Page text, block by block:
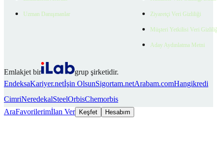
Uzman Danışmanlar Ziyaretçi Veri Gizliliği
Müşteri Yetkilisi Veri
Aday Aydınlatma Metni
Emlakjet bir
grup şirketidir.
EndeksaKariyer.netİşin OlsunSigortam.netArabam.comHangikredi
CimriNeredekalSteelOrbisChemorbis
AraFavorilerimİlan Ver Keşfet Hesabım